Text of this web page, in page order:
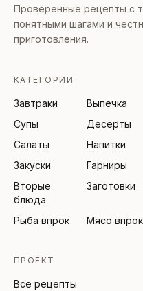
Проверенные рецепты с
понятными шагами и
приготовления.
КАТЕГОРИИ
Завтраки
Выпечка
Супы
Десерты
Салаты
Напитки
Закуски
Гарниры
Вторые
блюда
Заготовки
Рыба впрок Мясо впрок
ПРОЕКТ
Все рецепты